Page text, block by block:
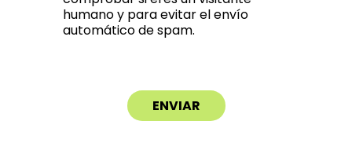
humano y para evitar el envío
automático de spam.